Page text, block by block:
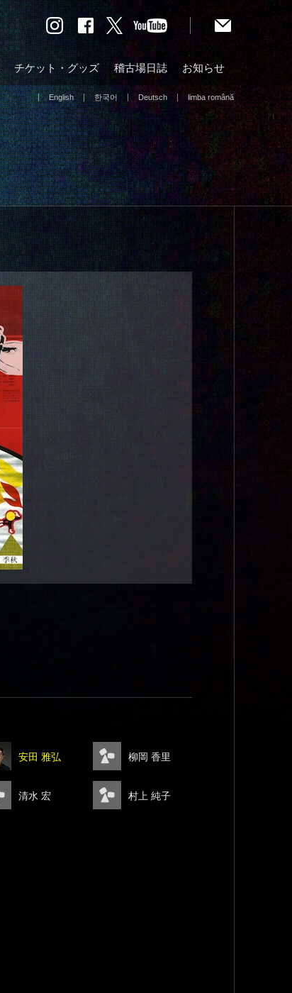
チケット・グッズ 稽古場日誌 お知らせ
English 한국어 Deutsch limba română
安田 雅弘 柳岡 香里
清水 宏 村上 純子